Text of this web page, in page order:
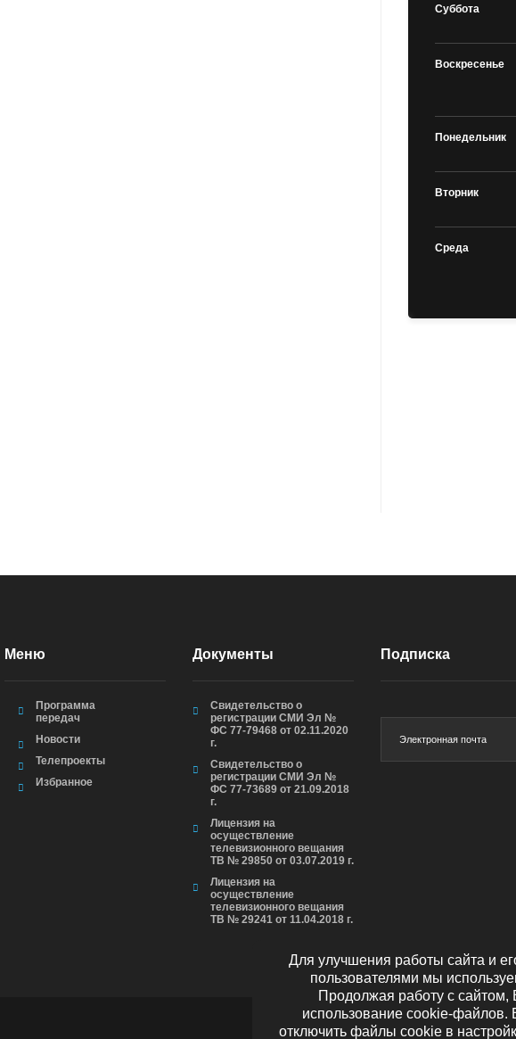
Суббота
Воскресенье
Понедельник
Вторник
Среда
Меню
Программа
передач
Новости
Телепроекты
Избранное
Документы
Свидетельство о
регистрации СМИ Эл №
ФС 77-79468 от 02.11.2020
г.
Свидетельство о
регистрации СМИ Эл №
ФС 77-73689 от 21.09.2018
г.
Лицензия на
осуществление
телевизионного вещания
ТВ № 29850 от 03.07.2019 г.
Лицензия на
осуществление
телевизионного вещания
ТВ № 29241 от 11.04.2018 г.
Подписка
Для улучшения работы сайта и
пользователями мы
Продолжая работу с
использование cookie-файлов.
отключить файлы cookie в